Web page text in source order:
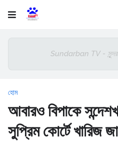
Sundarban TV -
হোম
আবারও বিপাকে
সুপ্রিম কোর্টে খারিজ